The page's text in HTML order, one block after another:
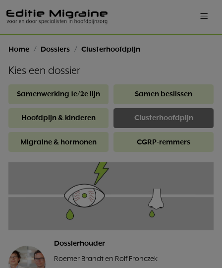
Home Dossiers Clusterhoofdpijn
Kies een dossier
Samenwerking 1e/2e lijn Samen beslissen
Hoofdpijn & kinderen Clusterhoofdpijn
Migraine & hormonen CGRP-remmers
Dossierhouder
Roemer Brandt en Rolf Fronczek